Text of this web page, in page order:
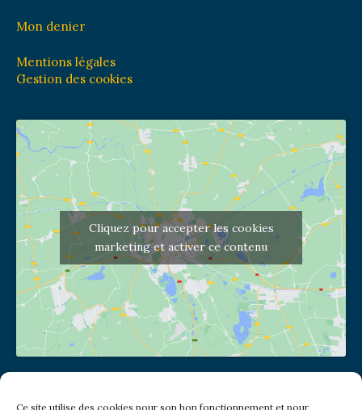
Ce site utilise des cookies pour son bon fonctionnement et pour
Mon denier
Mentions légales
Gestion des cookies
Cliquez pour accepter les cookies
marketing et activer ce contenu